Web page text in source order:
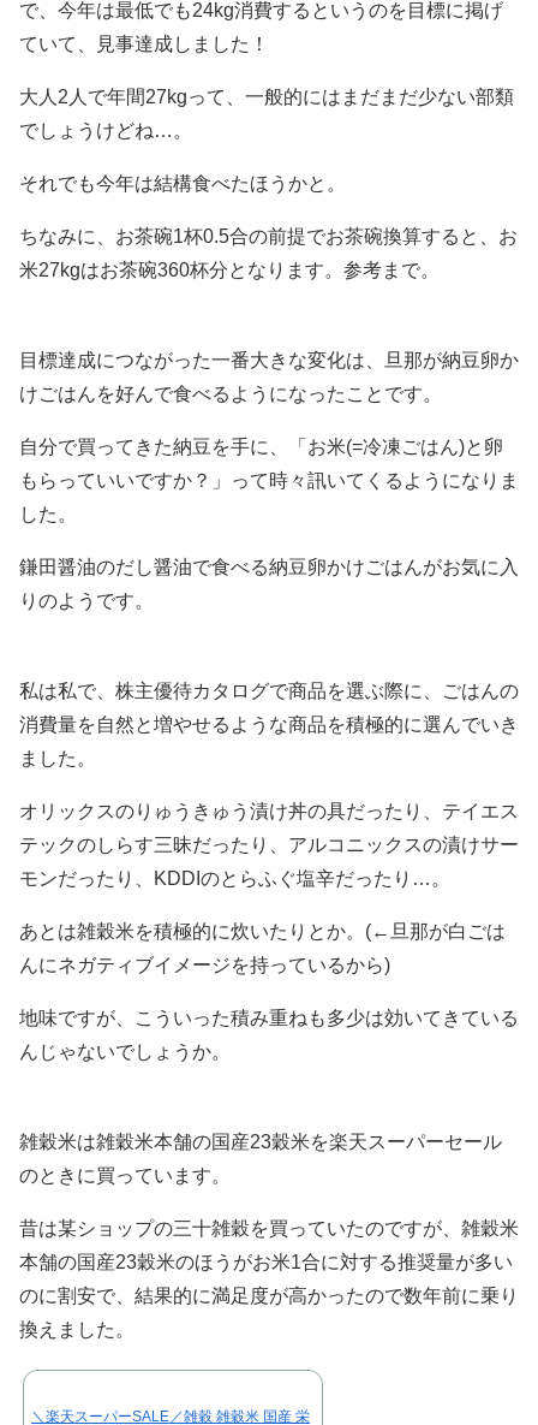
で、今年は最低でも24kg消費するというのを目標に掲げ
ていて、見事達成しました！
大人2人で年間27kgって、一般的にはまだまだ少ない部類
でしょうけどね…。
それでも今年は結構食べたほうかと。
ちなみに、お茶碗1杯0.5合の前提でお茶碗換算すると、お
米27kgはお茶碗360杯分となります。参考まで。
目標達成につながった一番大きな変化は、旦那が納豆卵か
けごはんを好んで食べるようになったことです。
自分で買ってきた納豆を手に、「お米(=冷凍ごはん)と卵
もらっていいですか？」って時々訊いてくるようになりま
した。
鎌田醤油のだし醤油で食べる納豆卵かけごはんがお気に入
りのようです。
私は私で、株主優待カタログで商品を選ぶ際に、ごはんの
消費量を自然と増やせるような商品を積極的に選んでいき
ました。
オリックスのりゅうきゅう漬け丼の具だったり、テイエス
テックのしらす三昧だったり、アルコニックスの漬けサー
モンだったり、KDDIのとらふぐ塩辛だったり…。
あとは雑穀米を積極的に炊いたりとか。(←旦那が白ごは
んにネガティブイメージを持っているから)
地味ですが、こういった積み重ねも多少は効いてきている
んじゃないでしょうか。
雑穀米は雑穀米本舗の国産23穀米を楽天スーパーセール
のときに買っています。
昔は某ショップの三十雑穀を買っていたのですが、雑穀米
本舗の国産23穀米のほうがお米1合に対する推奨量が多い
のに割安で、結果的に満足度が高かったので数年前に乗り
換えました。
＼楽天スーパーSALE／雑穀 雑穀米 国産 栄